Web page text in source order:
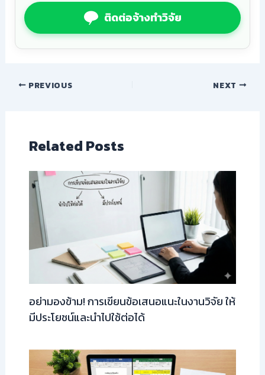
ติดต่อจ้างทำวิจัย
PREVIOUS NEXT
Related Posts
อย่ามองข้าม! การเขียนข้อเสนอแนะในงานวิจัย ให้
มีประโยชน์และนำไปใช้ต่อได้